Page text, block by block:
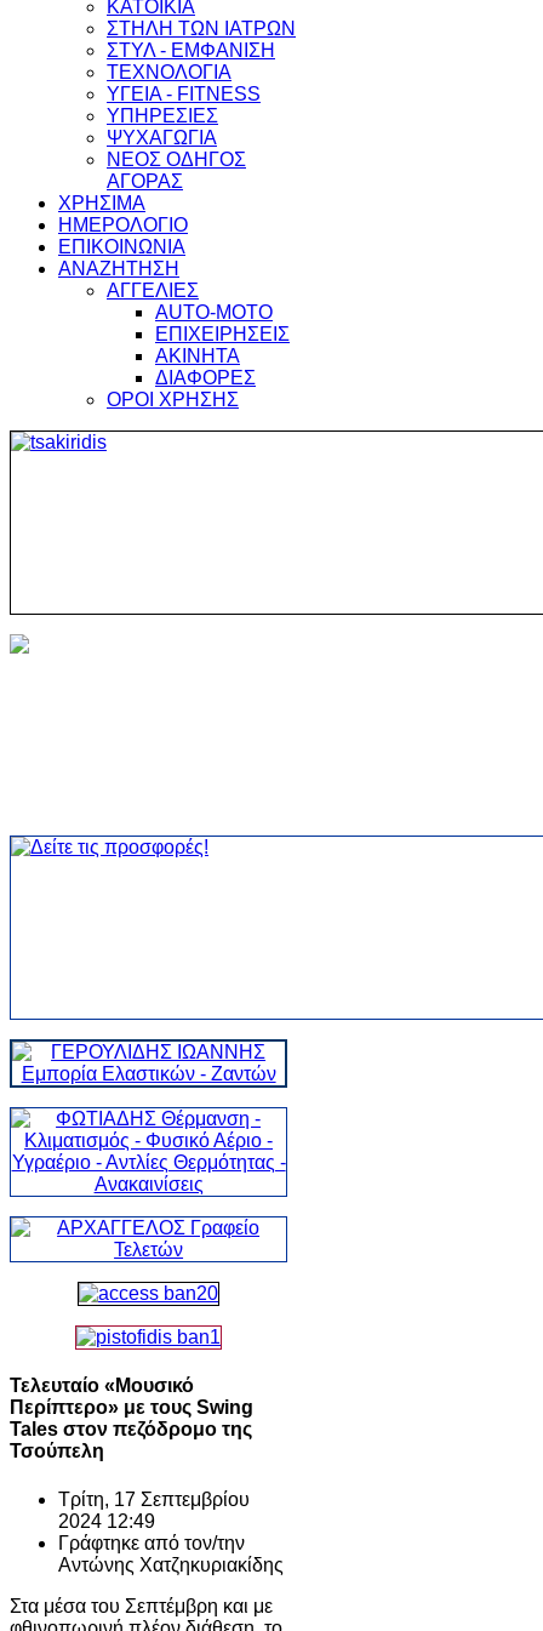
ΚΑΤΟΙΚΙΑ
ΣΤΗΛΗ ΤΩΝ ΙΑΤΡΩΝ
ΣΤΥΛ - ΕΜΦΑΝΙΣΗ
ΤΕΧΝΟΛΟΓΙΑ
ΥΓΕΙΑ - FITNESS
ΥΠΗΡΕΣΙΕΣ
ΨΥΧΑΓΩΓΙΑ
ΝΕΟΣ ΟΔΗΓΟΣ
ΑΓΟΡΑΣ
ΧΡΗΣΙΜΑ
ΗΜΕΡΟΛΟΓΙΟ
ΕΠΙΚΟΙΝΩΝΙΑ
ΑΝΑΖΗΤΗΣΗ
ΑΓΓΕΛΙΕΣ
AUTO-MOTO
ΕΠΙΧΕΙΡΗΣΕΙΣ
ΑΚΙΝΗΤΑ
ΔΙΑΦΟΡΕΣ
ΟΡΟΙ ΧΡΗΣΗΣ
Τελευταίο «Μουσικό
Περίπτερο» με τους Swing
Tales στον πεζόδρομο της
Τσούπελη
Τρίτη, 17 Σεπτεμβρίου
2024 12:49
Γράφτηκε από τον/την
Αντώνης Χατζηκυριακίδης
Στα μέσα του Σεπτέμβρη και με